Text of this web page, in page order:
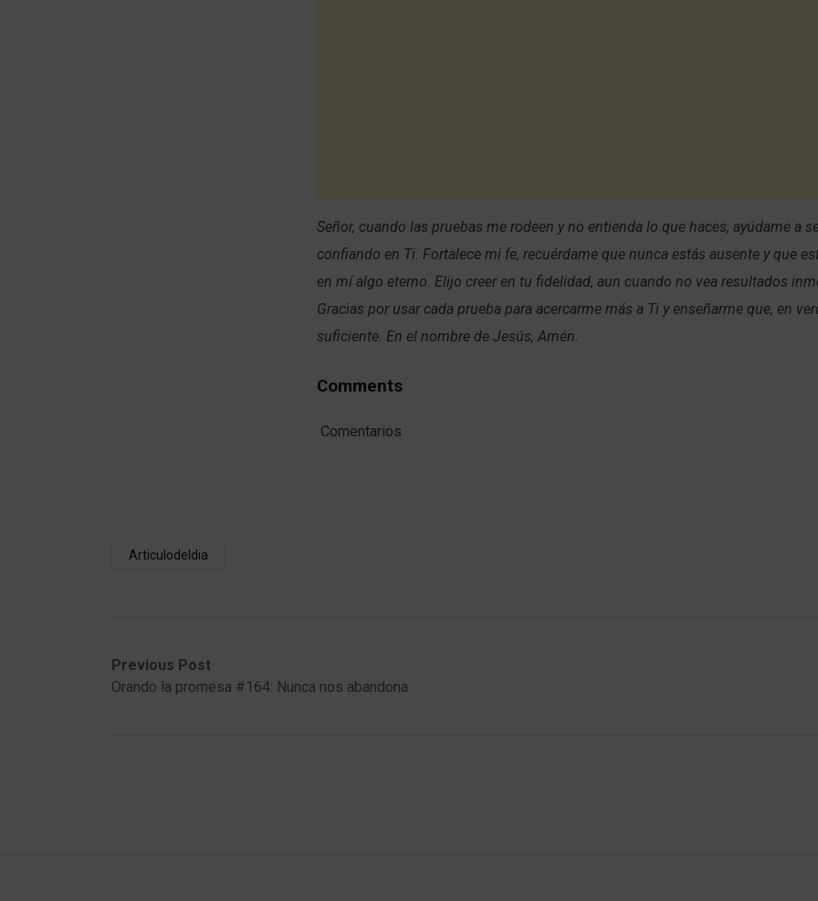
Señor, cuando las pruebas me rodeen y no entienda lo que haces, ayúdame a
confiando en Ti. Fortalece mi fe, recuérdame que nunca estás ausente y que
en mí algo eterno. Elijo creer en tu fidelidad, aun cuando no vea resultados
Gracias por usar cada prueba para acercarme más a Ti y enseñarme que, en
suficiente. En el nombre de Jesús, Amén.
Comments
Comentarios
Articulodeldia
Previous Post
Orando la promesa #164: Nunca nos abandona